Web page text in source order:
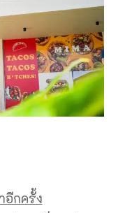
อีกครั้ง